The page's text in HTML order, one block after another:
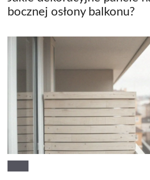
bocznej osłony balkonu?